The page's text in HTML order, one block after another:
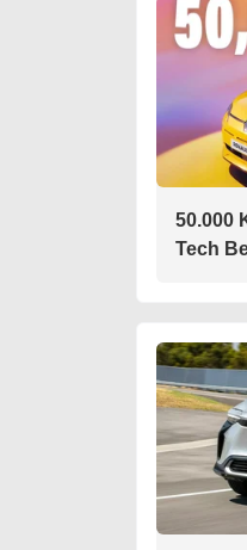
50.000
Tech